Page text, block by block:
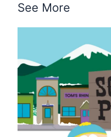
See More